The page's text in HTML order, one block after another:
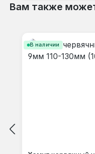
Вам также
В наличии